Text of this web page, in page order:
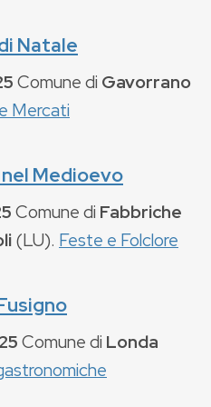
Natale
Comune di Gavorrano
Mercati
Medioevo
Comune di Fabbriche
(LU). Feste e Folclore
Comune di Londa